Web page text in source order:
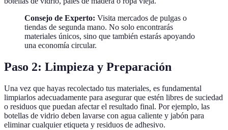
Consejo de Experto: Visita mercados de pulgas o
tiendas de segunda mano. No solo encontrarás
materiales únicos, sino que también estarás apoyando
una economía circular.
Paso 2: Limpieza y Preparación
Una vez que hayas recolectado tus materiales, es fundamental
limpiarlos adecuadamente para asegurar que estén libres de suciedad
o residuos que puedan afectar el resultado final. Por ejemplo, las
botellas de vidrio deben lavarse con agua caliente y jabón para
eliminar cualquier etiqueta y residuos de adhesivo.